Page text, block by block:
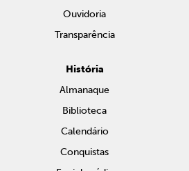
Ouvidoria
Transparência
História
Almanaque
Biblioteca
Calendário
Conquistas